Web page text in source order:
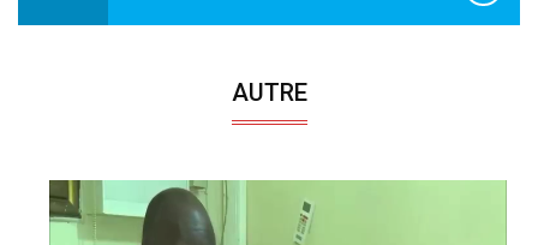
AUTRE